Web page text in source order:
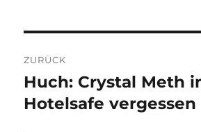
ZURÜCK
Vorheriger
Beitrag:
Huch: Crystal Meth
Hotelsafe vergessen